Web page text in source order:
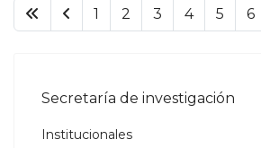
1 2 3 4 5 6
Secretaría de investigación
Institucionales